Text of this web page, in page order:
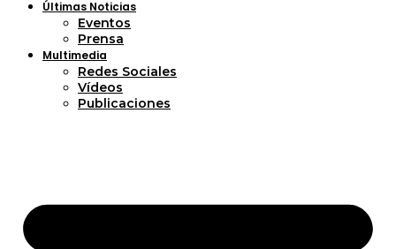
Últimas Noticias
Eventos
Prensa
Multimedia
Redes Sociales
Vídeos
Publicaciones